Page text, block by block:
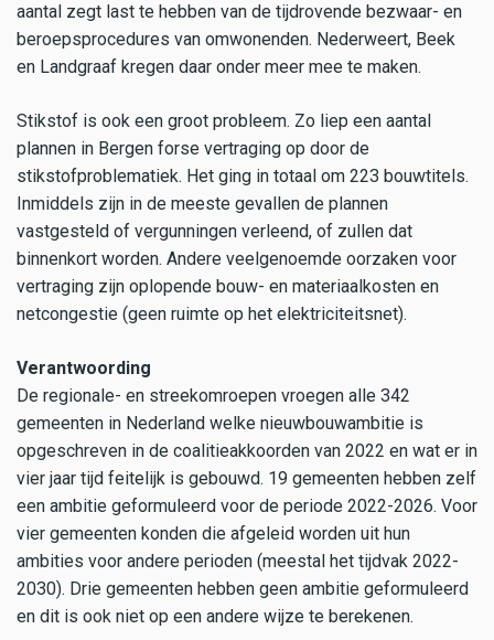
aantal zegt last te hebben van de tijdrovende bezwaar- en
beroepsprocedures van omwonenden. Nederweert, Beek
en Landgraaf kregen daar onder meer mee te maken.
Stikstof is ook een groot probleem. Zo liep een aantal
plannen in Bergen forse vertraging op door de
stikstofproblematiek. Het ging in totaal om 223 bouwtitels.
Inmiddels zijn in de meeste gevallen de plannen
vastgesteld of vergunningen verleend, of zullen dat
binnenkort worden. Andere veelgenoemde oorzaken voor
vertraging zijn oplopende bouw- en materiaalkosten en
netcongestie (geen ruimte op het elektriciteitsnet).
Verantwoording
De regionale- en streekomroepen vroegen alle 342
gemeenten in Nederland welke nieuwbouwambitie is
opgeschreven in de coalitieakkoorden van 2022 en wat er in
vier jaar tijd feitelijk is gebouwd. 19 gemeenten hebben zelf
een ambitie geformuleerd voor de periode 2022-2026. Voor
vier gemeenten konden die afgeleid worden uit hun
ambities voor andere perioden (meestal het tijdvak 2022-
2030). Drie gemeenten hebben geen ambitie geformuleerd
en dit is ook niet op een andere wijze te berekenen.